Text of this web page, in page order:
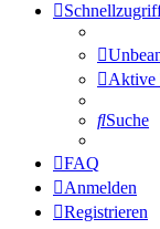
Aktive
Suche
FAQ
Anmelden
Registrieren